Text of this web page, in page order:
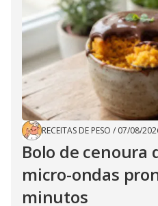
RECEITAS DE PESO / 07/08/
Bolo de cenoura
micro-ondas
minutos